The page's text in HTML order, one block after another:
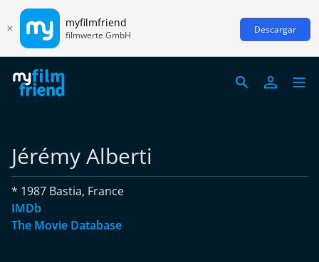
myfilmfriend
filmwerte GmbH Descargar
Jérémy Alberti
* 1987 Bastia, France
IMDb
The Movie Database